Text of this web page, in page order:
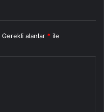
Gerekli alanlar * ile